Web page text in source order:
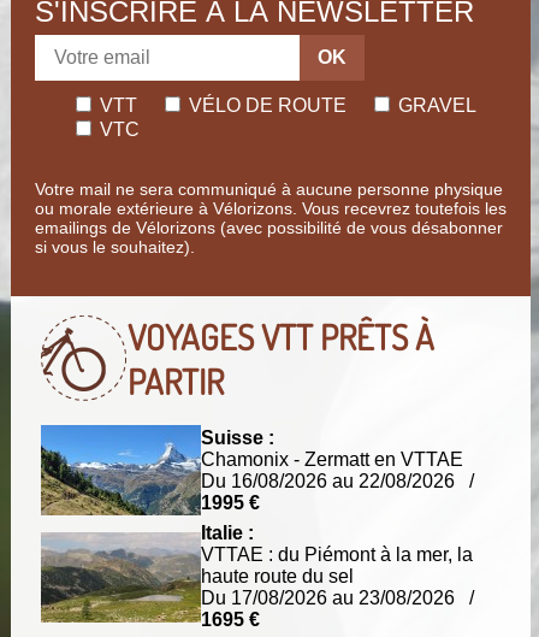
S'INSCRIRE À LA NEWSLETTER
OK
VTT VÉLO DE ROUTE
GRAVEL
VTC
Votre mail ne sera communiqué à aucune personne physique
ou morale extérieure à Vélorizons. Vous recevrez toutefois les
emailings de Vélorizons (avec possibilité de vous désabonner
si vous le souhaitez).
VOYAGES VTTPRÊTS À
PARTIR
Suisse :
Chamonix - Zermatt en VTTAE
Du 16/08/2026 au 22/08/2026 /
1995 €
Italie :
VTTAE : du Piémont à la mer, la
haute route du sel
Du 17/08/2026 au 23/08/2026 /
1695 €